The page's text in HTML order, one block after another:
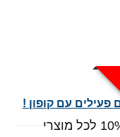
פעילים עם קופון !
קופון 10% לכל מוצרי